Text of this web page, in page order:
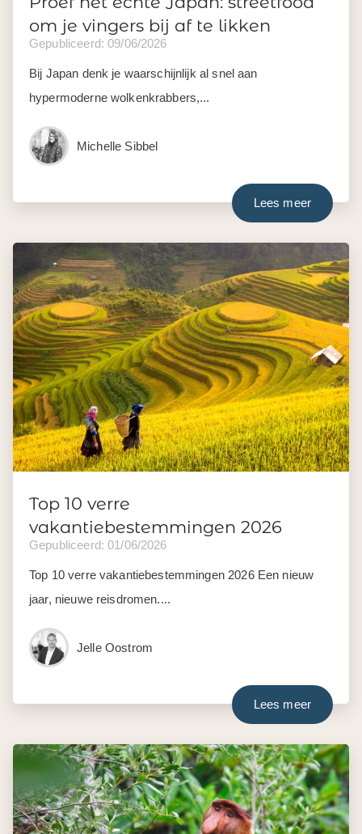
om je vingers bij af te likken
Gepubliceerd: 09/06/2026
Bij Japan denk je waarschijnlijk al snel aan
hypermoderne wolkenkrabbers,...
Michelle Sibbel
Lees meer
Top 10 verre
vakantiebestemmingen 2026
Gepubliceerd: 01/06/2026
Top 10 verre vakantiebestemmingen 2026 Een nieuw
jaar, nieuwe reisdromen....
Jelle Oostrom
Lees meer